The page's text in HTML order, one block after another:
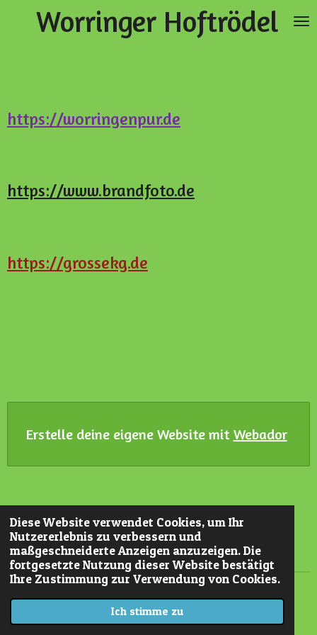
Diese Website verwendet Cookies, um Ihr
Nutzererlebnis zu verbessern und
maßgeschneiderte Anzeigen anzuzeigen. Die
fortgesetzte Nutzung dieser Website bestätigt
Ihre Zustimmung zur Verwendung von Cookies.
Ich stimme zu
Hauptinhalt
Worringer Hoftrödel
https://worringenpur.de
https://www.brandfoto.de
https://grossekg.de
Erstelle deine eigene Website mit Webador
© 2022 - 2026 Worringer Hoftrödel
Mit Unterstützung vonWebador